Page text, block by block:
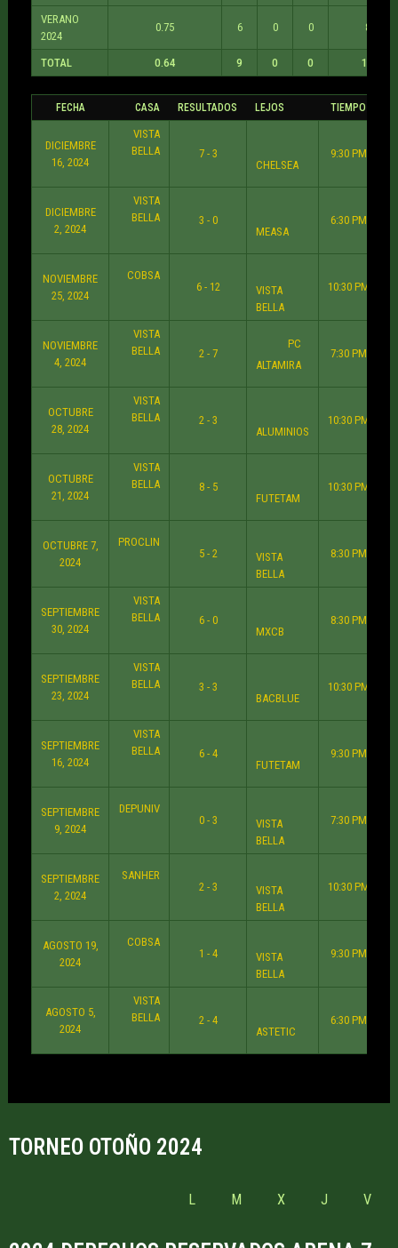
VERANO
2024
0.75 6 0 0 8
TOTAL 0.64 9 0 0 14
FECHA CASA RESULTADOS LEJOS TIEMPO
DICIEMBRE
16, 2024
VISTA
BELLA
7 - 3
CHELSEA
9:30 PM
DICIEMBRE
2, 2024
VISTA
BELLA
3 - 0
MEASA
6:30 PM
NOVIEMBRE
25, 2024
COBSA
6 - 12
VISTA
BELLA
10:30 PM
NOVIEMBRE
4, 2024
VISTA
BELLA
2 - 7
PC
ALTAMIRA
7:30 PM
OCTUBRE
28, 2024
VISTA
BELLA
2 - 3
ALUMINIOS
10:30 PM
OCTUBRE
21, 2024
VISTA
BELLA
8 - 5
FUTETAM
10:30 PM
OCTUBRE 7,
2024
PROCLIN
5 - 2
VISTA
BELLA
8:30 PM
SEPTIEMBRE
30, 2024
VISTA
BELLA
6 - 0
MXCB
8:30 PM
SEPTIEMBRE
23, 2024
VISTA
BELLA
3 - 3
BACBLUE
10:30 PM
SEPTIEMBRE
16, 2024
VISTA
BELLA
6 - 4
FUTETAM
9:30 PM
SEPTIEMBRE
9, 2024
DEPUNIV
0 - 3
VISTA
BELLA
7:30 PM
SEPTIEMBRE
2, 2024
SANHER
2 - 3
VISTA
BELLA
10:30 PM
AGOSTO 19,
2024
COBSA
1 - 4
VISTA
BELLA
9:30 PM
AGOSTO 5,
2024
VISTA
BELLA
2 - 4
ASTETIC
6:30 PM
TORNEO OTOÑO 2024
L M X J V